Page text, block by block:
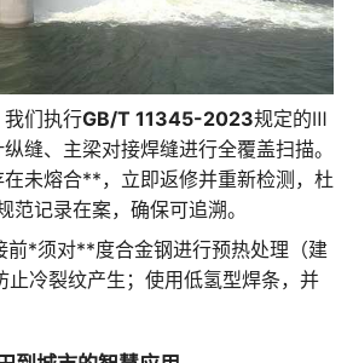
们执行GB/T 11345-2023规定的Ⅲ
缝、主梁对接焊缝进行全覆盖扫描。
未熔合**，立即返修并重新检测，杜
范记录在案，确保可追溯。
前*须对**度合金钢进行预热处理（建
冷裂纹产生；使用低氢型焊条，并